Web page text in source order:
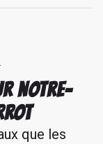
NOTRE-
que les